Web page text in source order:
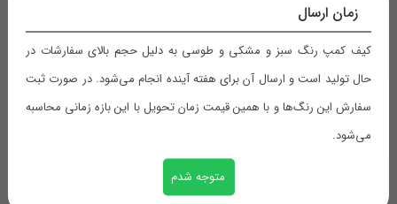
زمان ارسال
کیف کمپ رنگ سبز و مشکی و طوسی به دلیل حجم بالای سفارشات در
حال تولید است و ارسال آن برای هفته آینده انجام می‌شود. در صورت ثبت
سفارش این رنگ‌ها و با همین قیمت زمان تحویل با این بازه زمانی محاسبه
می‌شود.
متوجه شدم
راهنمای خرید
شیوه های پرداخت
رویه های ارسال سفارش